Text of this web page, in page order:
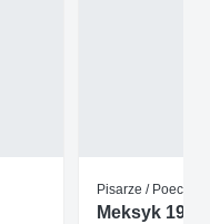
Pisarze / Poeci
Meksyk